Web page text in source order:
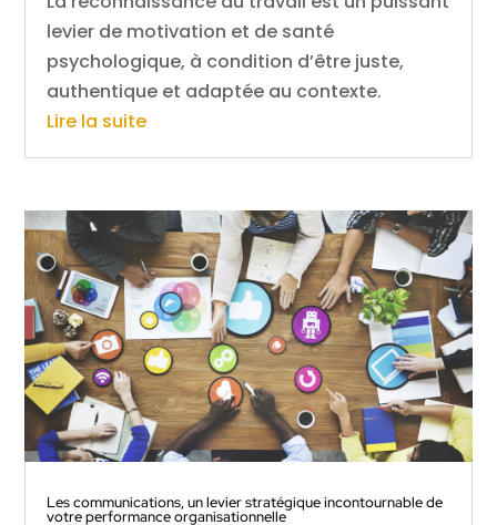
levier de motivation et de santé
psychologique, à condition d’être juste,
authentique et adaptée au contexte.
Lire la suite
Les communications, un levier stratégique incontournable de
votre performance organisationnelle